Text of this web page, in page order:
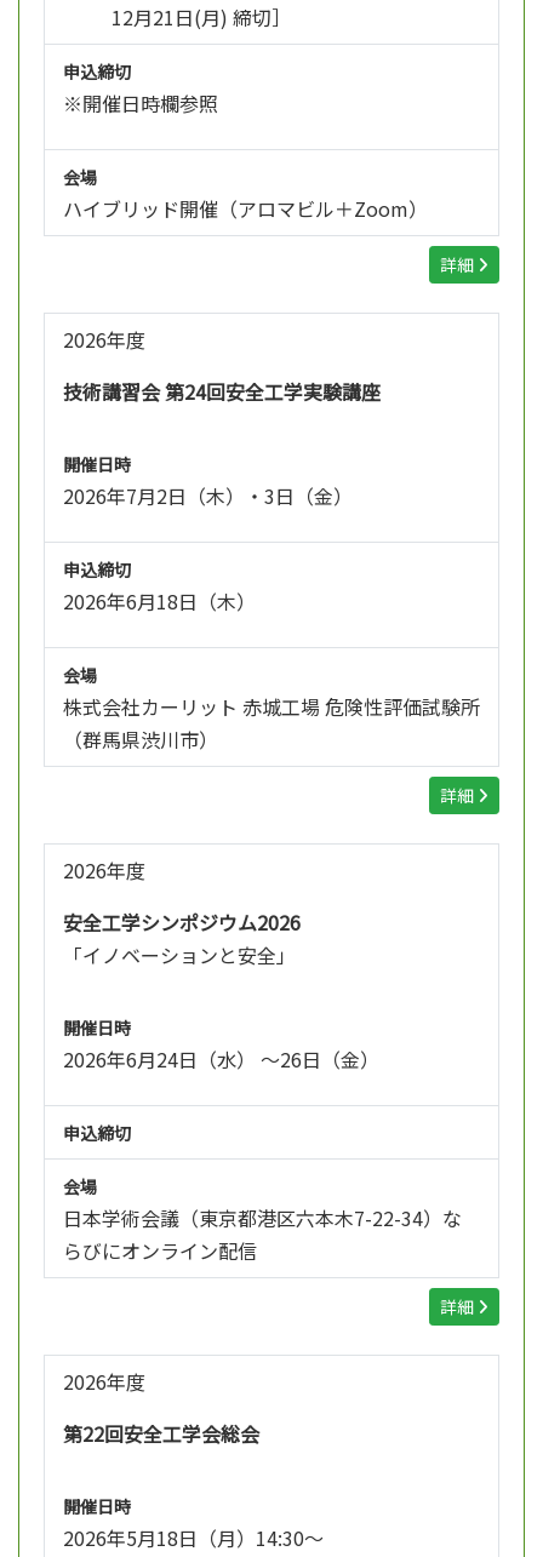
12月21日(月) 締切］
申込締切
※開催日時欄参照
会場
ハイブリッド開催（アロマビル＋Zoom）
詳細
2026年度
技術講習会 第24回安全工学実験講座
開催日時
2026年7月2日（木）・3日（金）
申込締切
2026年6月18日（木）
会場
株式会社カーリット 赤城工場 危険性評価試験所
（群馬県渋川市）
詳細
2026年度
安全工学シンポジウム2026
「イノベーションと安全」
開催日時
2026年6月24日（水） ～26日（金）
申込締切
会場
日本学術会議（東京都港区六本木7-22-34）な
らびにオンライン配信
詳細
2026年度
第22回安全工学会総会
開催日時
2026年5月18日（月）14:30～